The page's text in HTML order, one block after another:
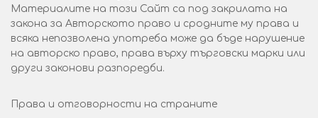
Материалите на този Сайт са под закрилата на
закона за Авторското право и сродните му права и
всяка непозволена употреба може да бъде нарушение
на авторско право, права върху търговски марки или
други законови разпоредби.
Права и отговорности на страните